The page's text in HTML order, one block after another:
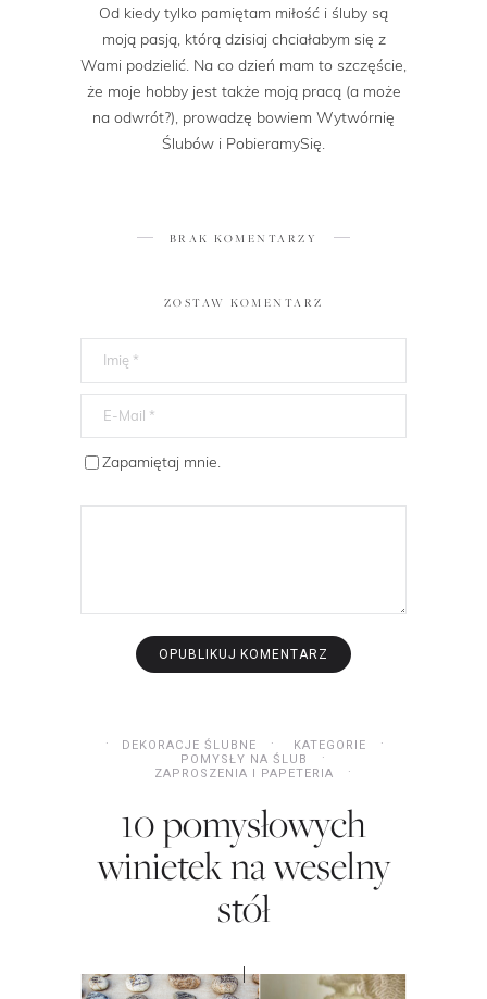
Od kiedy tylko pamiętam miłość i śluby są
moją pasją, którą dzisiaj chciałabym się z
Wami podzielić. Na co dzień mam to szczęście,
że moje hobby jest także moją pracą (a może
na odwrót?), prowadzę bowiem Wytwórnię
Ślubów i PobieramySię.
BRAK KOMENTARZY
ZOSTAW KOMENTARZ
Zapamiętaj mnie.
DEKORACJE ŚLUBNE
KATEGORIE
POMYSŁY NA ŚLUB
ZAPROSZENIA I PAPETERIA
10 pomysłowych
winietek na weselny
stół